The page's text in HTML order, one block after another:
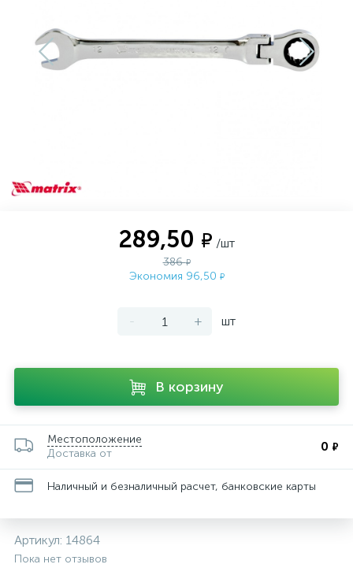
289,50 ₽ /шт
386₽
Экономия 96,50 ₽
- + шт
В корзину
Местоположение
Доставка от
0 ₽
Наличный и безналичный расчет, банковские карты
Артикул: 14864
Пока нет отзывов